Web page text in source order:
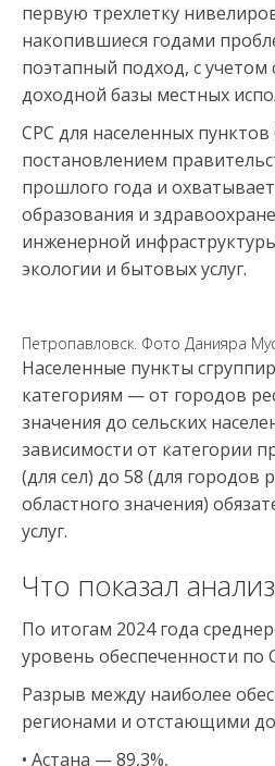
первую трехлетку
накопившиеся годами
поэтапный подход, с учетом
доходной базы местных
СРС для населенных
постановлением
прошлого года и
образования и
инженерной
экологии и бытовых услуг.
Петропавловск. Фото Данияра
Населенные пункты
категориям — от городов
значения до сельских
зависимости от категории
(для сел) до 58 (для городов
областного значения)
услуг.
Что показал анализ
По итогам 2024 года
уровень обеспеченности по
Разрыв между наиболее
регионами и отстающими
• Астана — 89,3%,